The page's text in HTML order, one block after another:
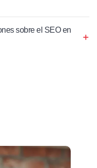
sobre el SEO en